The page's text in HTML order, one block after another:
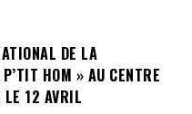
DE LA
HOM » AU CENTRE
LE 12 AVRIL